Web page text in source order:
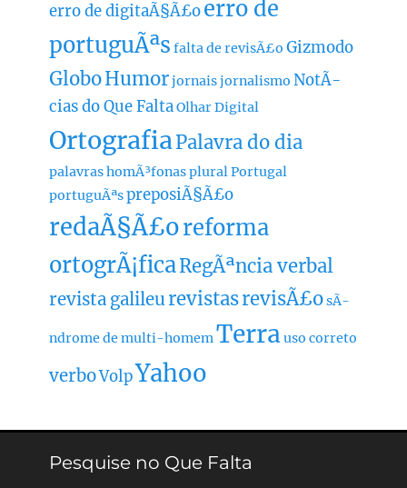
erro de digitaÃ§Ã£oerro de
portuguÃªs falta de revisÃ£o Gizmodo
GloboHumorjornaisjornalismo NotÃ­
cias do Que FaltaOlhar Digital
OrtografiaPalavra do dia
palavras homÃ³fonaspluralPortugal
portuguÃªspreposiÃ§Ã£o
redaÃ§Ã£oreforma
ortogrÃ¡ficaRegÃªncia verbal
revista galileurevistasrevisÃ£osÃ­
ndrome de multi-homemTerra uso correto
verboVolpYahoo
Pesquise no Que Falta